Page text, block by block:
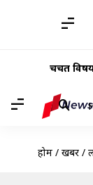
चर्चित
होम / खबरें /